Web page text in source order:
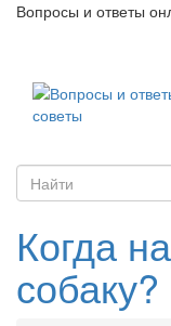
Вопросы и ответы
Когда
собаку?